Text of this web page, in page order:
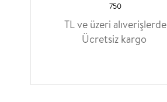
750
TL ve üzeri alıverişlerde
Ücretsiz kargo